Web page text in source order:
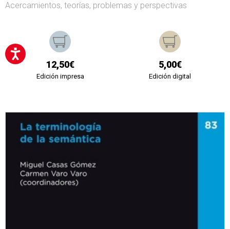
Acercamientos, teorías, problemas y perspectivas
12,50€
Edición impresa
5,00€
Edición digital